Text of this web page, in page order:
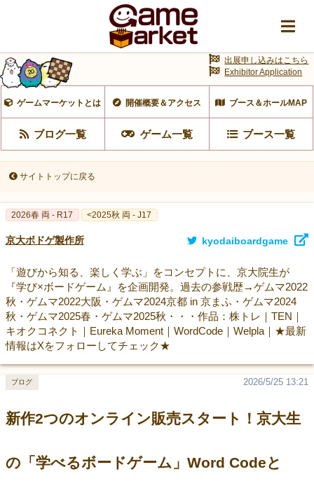
ゲームマーケットとは 開催概要＆アクセス ブース＆ホールMAP
ブログ一覧 ゲーム一覧 ブース一覧
出展申し込みはこちら
Exhibitor Application
サイトトップに戻る
2026春 両 - R17 <2025秋 両 - J17
京大ボドゲ製作所 kyodaiboardgame
「遊びから知る、楽しく学ぶ」をコンセプトに、京大院生が
『学び×ボードゲーム』を企画開発。過去の参戦歴→ゲムマ2022
秋・ゲムマ2022大阪・ゲムマ2024京都 in 京まふ・ゲムマ2024
秋・ゲムマ2025春・ゲムマ2025秋・・・作品：株トレ｜TEN｜
キオクコネクト｜Eureka Moment｜WordCode｜Welpla｜★最新
情報はXをフォローしてチェック★
新作2つのオンライン販売スタート！京大生
の「学べるボードゲーム」Word Codeと
2026/5/25 13:21
ブログ